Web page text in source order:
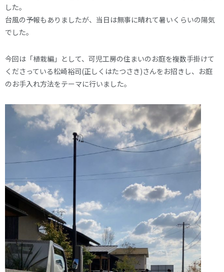
した。
台風の予報もありましたが、当日は無事に晴れて暑いくらいの陽気
でした。
今回は「植栽編」として、可児工房の住まいのお庭を複数手掛けて
くださっている松崎裕司(正しくはたつさき)さんをお招きし、お庭
のお手入れ方法をテーマに行いました。